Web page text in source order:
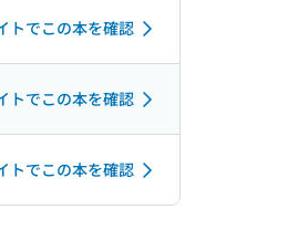
トでこの本を確認
トでこの本を確認
トでこの本を確認